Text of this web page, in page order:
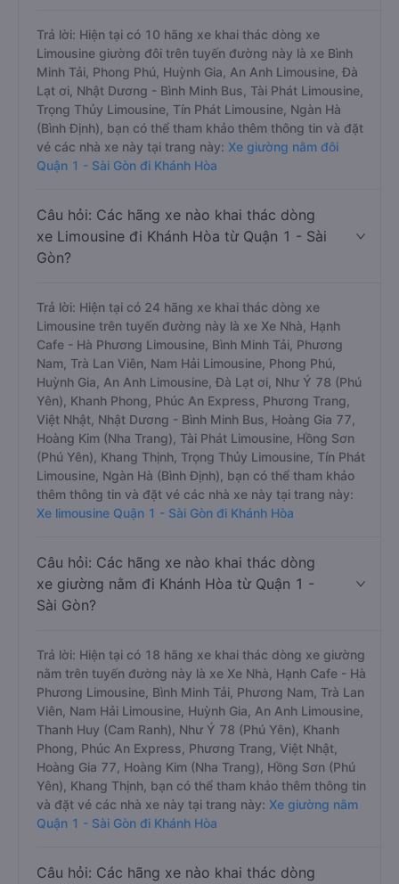
Trả lời: Hiện tại có 10 hãng xe khai thác dòng xe
Limousine giường đôi trên tuyến đường này là xe Bình
Minh Tải, Phong Phú, Huỳnh Gia, An Anh Limousine, Đà
Lạt ơi, Nhật Dương - Bình Minh Bus, Tài Phát Limousine,
Trọng Thủy Limousine, Tín Phát Limousine, Ngàn Hà
(Bình Định), bạn có thể tham khảo thêm thông tin và đặt
vé các nhà xe này tại trang này: Xe giường nằm đôi
Quận 1 - Sài Gòn đi Khánh Hòa
Câu hỏi: Các hãng xe nào khai thác dòng
xe Limousine đi Khánh Hòa từ Quận 1 - Sài
Gòn?
Trả lời: Hiện tại có 24 hãng xe khai thác dòng xe
Limousine trên tuyến đường này là xe Xe Nhà, Hạnh
Cafe - Hà Phương Limousine, Bình Minh Tải, Phương
Nam, Trà Lan Viên, Nam Hải Limousine, Phong Phú,
Huỳnh Gia, An Anh Limousine, Đà Lạt ơi, Như Ý 78 (Phú
Yên), Khanh Phong, Phúc An Express, Phương Trang,
Việt Nhật, Nhật Dương - Bình Minh Bus, Hoàng Gia 77,
Hoàng Kim (Nha Trang), Tài Phát Limousine, Hồng Sơn
(Phú Yên), Khang Thịnh, Trọng Thủy Limousine, Tín Phát
Limousine, Ngàn Hà (Bình Định), bạn có thể tham khảo
thêm thông tin và đặt vé các nhà xe này tại trang này:
Xe limousine Quận 1 - Sài Gòn đi Khánh Hòa
Câu hỏi: Các hãng xe nào khai thác dòng
xe giường nằm đi Khánh Hòa từ Quận 1 -
Sài Gòn?
Trả lời: Hiện tại có 18 hãng xe khai thác dòng xe giường
nằm trên tuyến đường này là xe Xe Nhà, Hạnh Cafe - Hà
Phương Limousine, Bình Minh Tải, Phương Nam, Trà Lan
Viên, Nam Hải Limousine, Huỳnh Gia, An Anh Limousine,
Thanh Huy (Cam Ranh), Như Ý 78 (Phú Yên), Khanh
Phong, Phúc An Express, Phương Trang, Việt Nhật,
Hoàng Gia 77, Hoàng Kim (Nha Trang), Hồng Sơn (Phú
Yên), Khang Thịnh, bạn có thể tham khảo thêm thông tin
và đặt vé các nhà xe này tại trang này: Xe giường nằm
Quận 1 - Sài Gòn đi Khánh Hòa
Câu hỏi: Các hãng xe nào khai thác dòng